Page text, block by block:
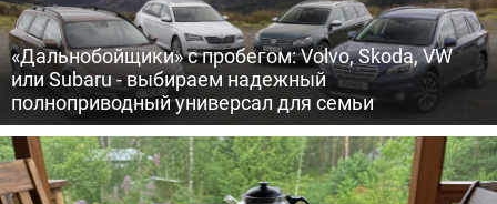
«Дальнобойщики» с пробегом: Volvo, Skoda, VW
или Subaru - выбираем надежный
полноприводный универсал для семьи